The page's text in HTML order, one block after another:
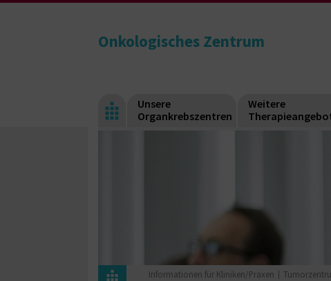
Onkologisches Zentrum
Unsere
Organkrebszentren
Weitere
Informationen für Kliniken/Praxen